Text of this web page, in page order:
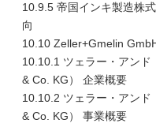
10.9.5 帝国インキ製造株
向
10.10 Zeller+Gmelin
10.10.1 ツェラー・アン
& Co. KG） 企業概要
10.10.2 ツェラー・アン
& Co. KG） 事業概要